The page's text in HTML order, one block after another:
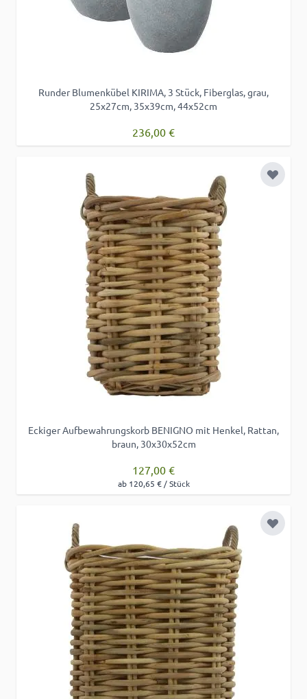
Runder Blumenkübel KIRIMA, 3 Stück, Fiberglas, grau,
25x27cm, 35x39cm, 44x52cm
236,00 €
Zur
Eckiger Aufbewahrungskorb BENIGNO mit Henkel, Rattan,
braun, 30x30x52cm
127,00 €
ab 120,65 € / Stück
Zur